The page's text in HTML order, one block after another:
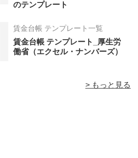
のテンプレート
賃金台帳 テンプレート一覧
賃金台帳 テンプレート_厚生労
働省（エクセル・ナンバーズ）
> もっと見る